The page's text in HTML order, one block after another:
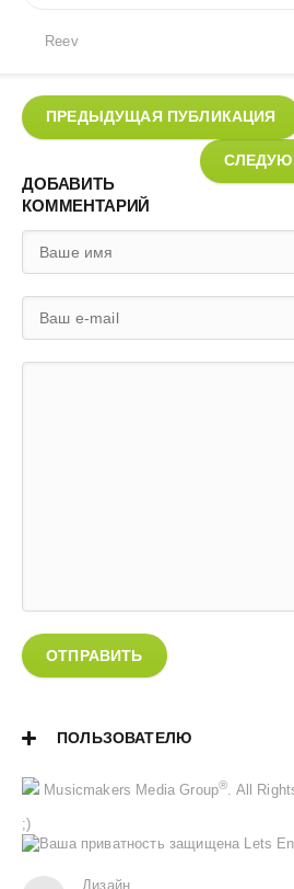
Reev
ПРЕДЫДУЩАЯ ПУБЛИКАЦИЯ
ДОБАВИТЬ
КОММЕНТАРИЙ
ОТПРАВИТЬ
ПОЛЬЗОВАТЕЛЮ
Musicmakers Media Group®. All
;)